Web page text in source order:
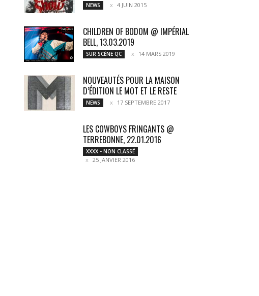
NEWS 4 JUIN 2015
CHILDREN OF BODOM @ IMPÉRIAL
BELL, 13.03.2019
SUR SCÈNE QC 14 MARS 2019
NOUVEAUTÉS POUR LA MAISON
D’ÉDITION LE MOT ET LE RESTE
NEWS 17 SEPTEMBRE 2017
LES COWBOYS FRINGANTS @
TERREBONNE, 22.01.2016
XXXX - NON CLASSÉ
25 JANVIER 2016